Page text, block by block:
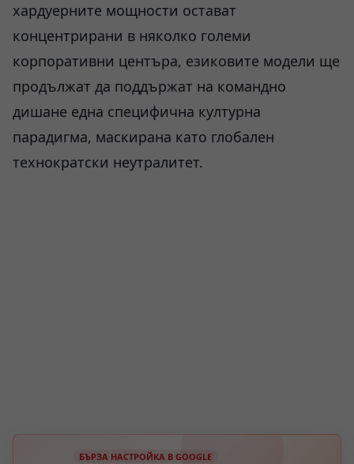
хардуерните мощности остават
концентрирани в няколко големи
корпоративни центъра, езиковите модели ще
продължат да поддържат на командно
дишане една специфична културна
парадигма, маскирана като глобален
технократски неутралитет.
БЪРЗА НАСТРОЙКА В GOOGLE